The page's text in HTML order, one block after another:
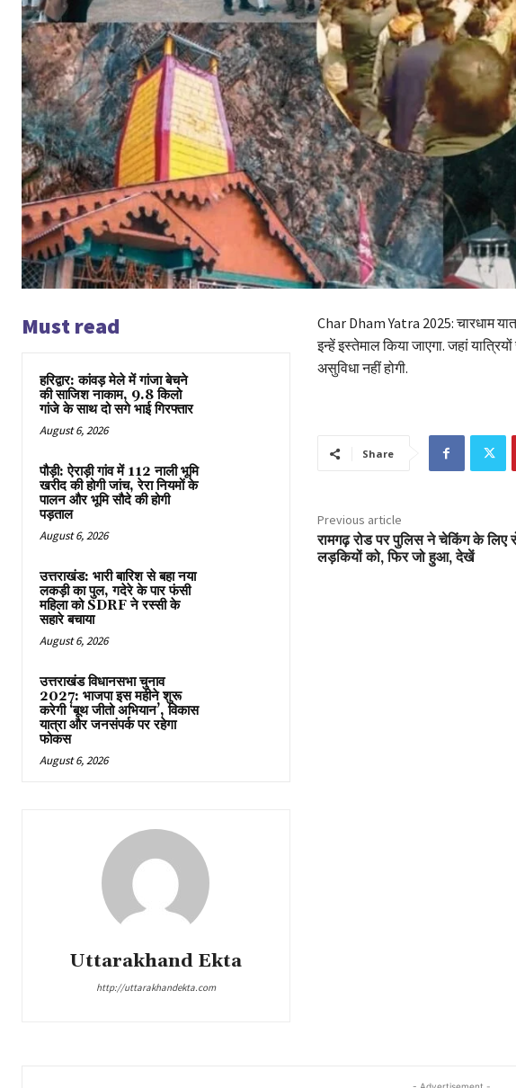
Must read
हरिद्वार: कांवड़ मेले में गांजा बेचने
की साजिश नाकाम, 9.8 किलो
गांजे के साथ दो सगे भाई गिरफ्तार
August 6, 2026
पौड़ी: ऐराड़ी गांव में 112 नाली भूमि
खरीद की होगी जांच, रेरा नियमों के
पालन और भूमि सौदे की होगी
पड़ताल
August 6, 2026
उत्तराखंड: भारी बारिश से बहा नया
लकड़ी का पुल, गदेरे के पार फंसी
महिला को SDRF ने रस्सी के
सहारे बचाया
August 6, 2026
उत्तराखंड विधानसभा चुनाव
2027: भाजपा इस महीने शुरू
करेगी ‘बूथ जीतो अभियान’, विकास
यात्रा और जनसंपर्क पर रहेगा
फोकस
August 6, 2026
Uttarakhand Ekta
http://uttarakhandekta.com
Char Dham Yatra 2025: चारधाम
इन्हें इस्तेमाल किया जाएगा. जहां
असुविधा नहीं होगी.
Share
Previous article
रामगढ़ रोड पर पुलिस ने चेकिंग के लिए
लड़कियों को, फिर जो हुआ, देखें